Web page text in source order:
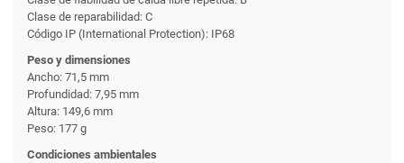
Clase de reparabilidad: C
Código IP (International Protection): IP68
Peso y dimensiones
Ancho: 71,5 mm
Profundidad: 7,95 mm
Altura: 149,6 mm
Peso: 177 g
Condiciones ambientales